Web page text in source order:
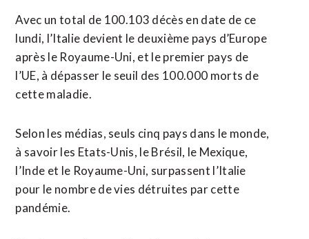
Avec un total de 100.103 décès en date de ce
lundi, l’Italie devient le deuxième pays d’Europe
après le Royaume-Uni, et le premier pays de
l’UE, à dépasser le seuil des 100.000 morts de
cette maladie.
Selon les médias, seuls cinq pays dans le monde,
à savoir les Etats-Unis, le Brésil, le Mexique,
l’Inde et le Royaume-Uni, surpassent l’Italie
pour le nombre de vies détruites par cette
pandémie.